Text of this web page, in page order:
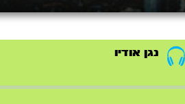
נגן אודיו